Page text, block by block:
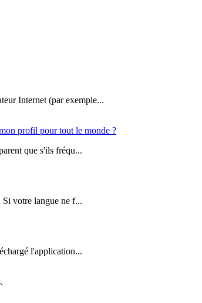
Internet (par exemple...
profil pour tout le monde ?
que s'ils fréqu...
Si votre langue ne f...
l'application...